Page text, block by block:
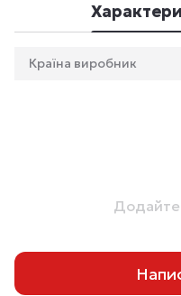
Країна виробник
Додайте